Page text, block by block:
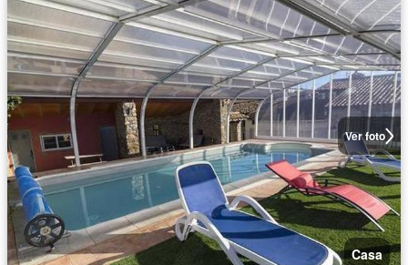
Ver foto
Casa